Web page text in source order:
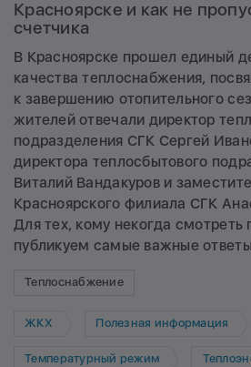
Красноярске и как не
счетчика
В Красноярске прошел единый
качества теплоснабжения,
к завершению отопительного
жителей отвечали директор
подразделения СГК Сергей
директора теплосбытового
Виталий Вандакуров и
Красноярского филиала СГК
Для тех, кому некогда смотреть
публикуем самые важные
Теплоснабжение
ЖКХ Полезная информация
Температурный режим